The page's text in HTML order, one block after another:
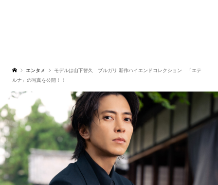
エンタメ
モデルは山下智久 ブルガリ 新作ハイエンドコレクション 「エテ
ルナ」の写真を公開！！